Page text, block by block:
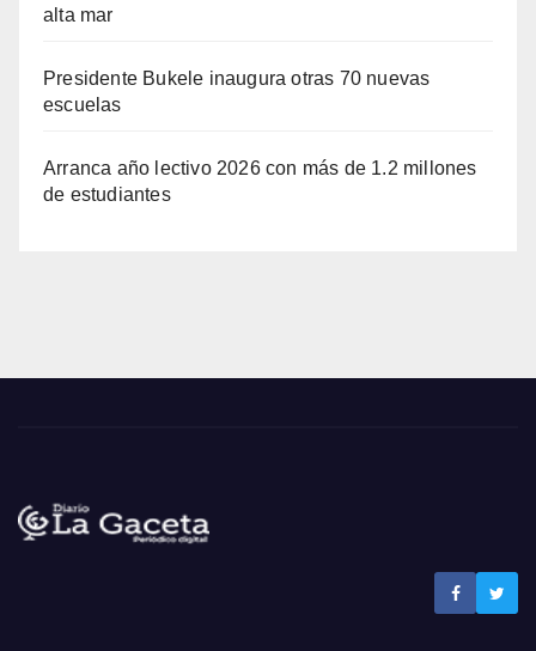
alta mar
Presidente Bukele inaugura otras 70 nuevas
escuelas
Arranca año lectivo 2026 con más de 1.2 millones
de estudiantes